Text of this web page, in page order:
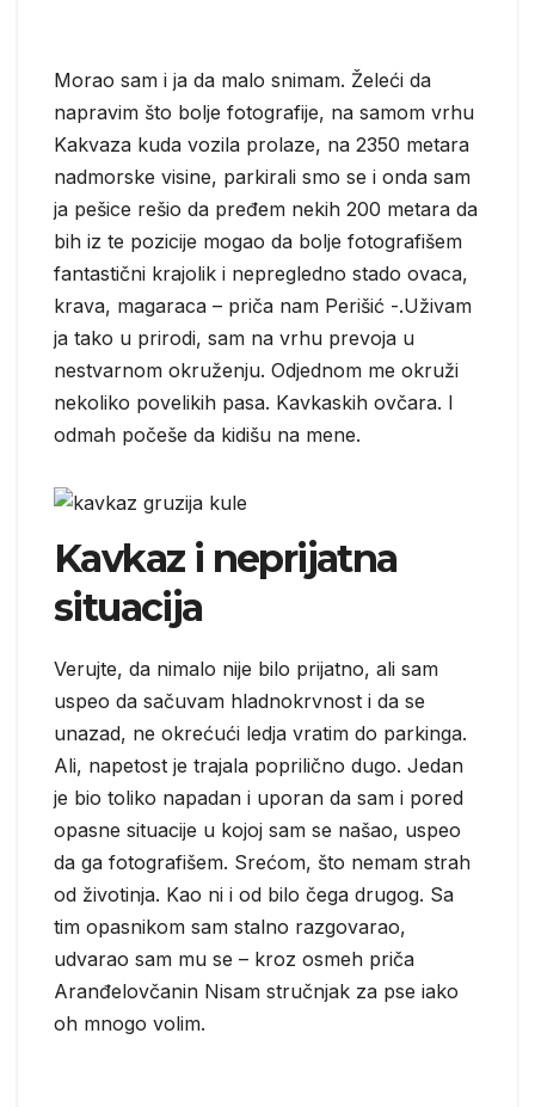
Morao sam i ja da malo snimam. Želeći da
napravim što bolje fotografije, na samom vrhu
Kakvaza kuda vozila prolaze, na 2350 metara
nadmorske visine, parkirali smo se i onda sam
ja pešice rešio da pređem nekih 200 metara da
bih iz te pozicije mogao da bolje fotografišem
fantastični krajolik i nepregledno stado ovaca,
krava, magaraca – priča nam Perišić -.Uživam
ja tako u prirodi, sam na vrhu prevoja u
nestvarnom okruženju. Odjednom me okruži
nekoliko povelikih pasa. Kavkaskih ovčara. I
odmah počeše da kidišu na mene.
Kavkaz i neprijatna
situacija
Verujte, da nimalo nije bilo prijatno, ali sam
uspeo da sačuvam hladnokrvnost i da se
unazad, ne okrećući ledja vratim do parkinga.
Ali, napetost je trajala poprilično dugo. Jedan
je bio toliko napadan i uporan da sam i pored
opasne situacije u kojoj sam se našao, uspeo
da ga fotografišem. Srećom, što nemam strah
od životinja. Kao ni i od bilo čega drugog. Sa
tim opasnikom sam stalno razgovarao,
udvarao sam mu se – kroz osmeh priča
Aranđelovčanin Nisam stručnjak za pse iako
oh mnogo volim.